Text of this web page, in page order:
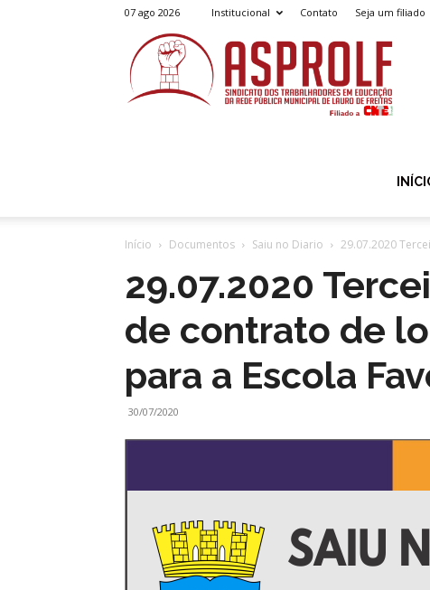
07 ago 2026 Institucional Contato Seja um filiado
Início Documentos Saiu no Diario 29.07.2020
29.07.2020
de contrato de
para a Escola
30/07/2020